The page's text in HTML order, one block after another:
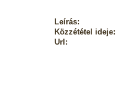
Leírás:
Közzététel ideje:
Url: